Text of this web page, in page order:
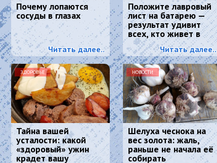
Почему лопаются
сосуды в глазах
Читать далее..
Положите лавровый
лист на батарею —
результат удивит
всех, кто живет в
квартире
Читать далее..
ЗДОРОВЬЕ
Тайна вашей
усталости: какой
«здоровый» ужин
крадет вашу
НОВОСТИ
Шелуха чеснока на
вес золота: жаль,
раньше не начала её
собирать